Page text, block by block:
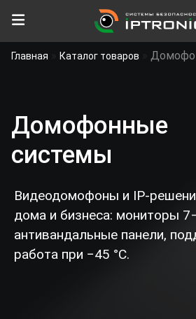
Главная Каталог товаров
Домофонные
системы
Видеодомофоны и IP-
дома и бизнеса: мониторы
антивандальные панели,
работа при −45 °C.